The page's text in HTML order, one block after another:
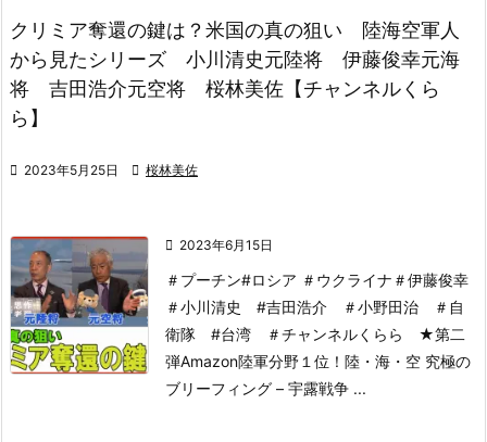
クリミア奪還の鍵は？米国の真の狙い 陸海空軍人
から見たシリーズ 小川清史元陸将 伊藤俊幸元海
将 吉田浩介元空将 桜林美佐【チャンネルくら
ら】
 2023年5月25日  桜林美佐
 2023年6月15日
＃プーチン#ロシア ＃ウクライナ＃伊藤俊幸
＃小川清史 #吉田浩介 ＃小野田治 ＃自
衛隊 #台湾 ＃チャンネルくらら ★第二
弾Amazon陸軍分野１位！ 陸・海・空 究極の
ブリーフィング – 宇露戦争 ...